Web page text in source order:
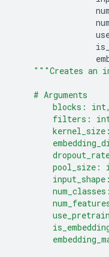
"""Creates an
    # Arguments
blocks:
filters:
pool_size: